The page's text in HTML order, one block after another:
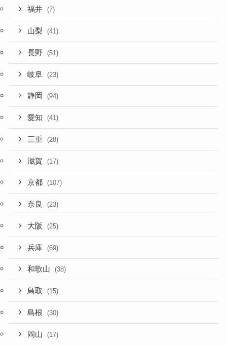
福井 (7)
山梨 (41)
長野 (51)
岐阜 (23)
静岡 (94)
愛知 (41)
三重 (28)
滋賀 (17)
京都 (107)
奈良 (23)
大阪 (25)
兵庫 (69)
和歌山 (38)
鳥取 (15)
島根 (30)
岡山 (17)